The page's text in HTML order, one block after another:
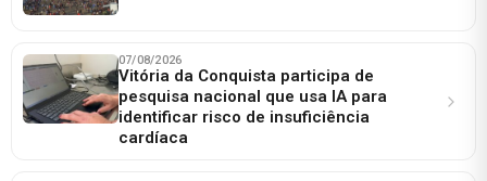
07/08/2026
Vitória da Conquista participa de
pesquisa nacional que usa IA para
identificar risco de insuficiência
cardíaca